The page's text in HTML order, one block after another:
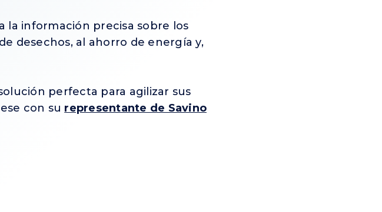
la información precisa sobre los
desechos, al ahorro de energía y,
perfecta para agilizar sus
con su representante de Savino